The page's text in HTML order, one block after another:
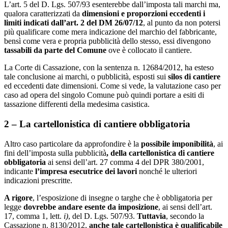
L’art. 5 del D. Lgs. 507/93 esenterebbe dall’imposta tali marchi ma,
qualora caratterizzati da dimensioni e proporzioni eccedenti i
limiti indicati dall’art. 2 del DM 26/07/12, al punto da non potersi
più qualificare come mera indicazione del marchio del fabbricante,
bensì come vera e propria pubblicità dello stesso, essi divengono
tassabili da parte del Comune ove è collocato il cantiere.
La Corte di Cassazione, con la sentenza n. 12684/2012, ha esteso
tale conclusione ai marchi, o pubblicità, esposti sui silos di cantiere
ed eccedenti date dimensioni. Come si vede, la valutazione caso per
caso ad opera del singolo Comune può quindi portare a esiti di
tassazione differenti della medesima casistica.
2 – La cartellonistica di cantiere obbligatoria
Altro caso particolare da approfondire è la possibile imponibilità, ai
fini dell’imposta sulla pubblicità, della cartellonistica di cantiere
obbligatoria ai sensi dell’art. 27 comma 4 del DPR 380/2001,
indicante l’impresa esecutrice dei lavori nonché le ulteriori
indicazioni prescritte.
A rigore, l’esposizione di insegne o targhe che è obbligatoria per
legge dovrebbe andare esente da imposizione, ai sensi dell’art.
17, comma 1, lett. i), del D. Lgs. 507/93. Tuttavia, secondo la
Cassazione n. 8130/2012, anche tale cartellonistica è qualificabile